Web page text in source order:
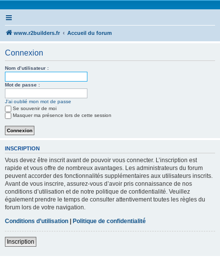
www.r2builders.fr Accueil du forum
Connexion
Nom d’utilisateur :
Mot de passe :
J’ai oublié mon mot de passe
Se souvenir de moi
Masquer ma présence lors de cette session
INSCRIPTION
Vous devez être inscrit avant de pouvoir vous connecter. L’inscription est
rapide et vous offre de nombreux avantages. Les administrateurs du forum
peuvent accorder des fonctionnalités supplémentaires aux utilisateurs inscrits.
Avant de vous inscrire, assurez-vous d’avoir pris connaissance de nos
conditions d’utilisation et de notre politique de confidentialité. Veuillez
également prendre le temps de consulter attentivement toutes les règles du
forum lors de votre navigation.
Conditions d’utilisation | Politique de confidentialité
Inscription